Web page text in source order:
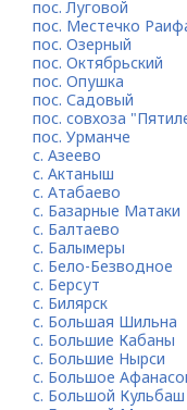
пос. Луговой
пос. Местечко
пос. Озерный
пос. Октябрьский
пос. Опушка
пос. Садовый
пос. совхоза
пос. Урманче
с. Азеево
с. Актаныш
с. Атабаево
с. Базарные Матаки
с. Балтаево
с. Балымеры
с. Бело-Безводное
с. Берсут
с. Билярск
с. Большая Шильна
с. Большие Кабаны
с. Большие Нырси
с. Большое
с. Большой Кульбаш